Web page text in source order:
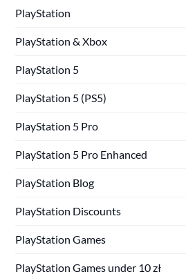
PlayStation
PlayStation & Xbox
PlayStation 5
PlayStation 5 (PS5)
PlayStation 5 Pro
PlayStation 5 Pro Enhanced
PlayStation Blog
PlayStation Discounts
PlayStation Games
PlayStation Games under 10 zł